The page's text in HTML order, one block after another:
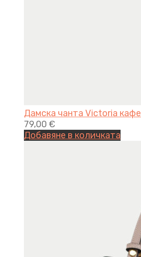
Дамска чанта Victoria кафе
79,00 €
Добавяне в количката